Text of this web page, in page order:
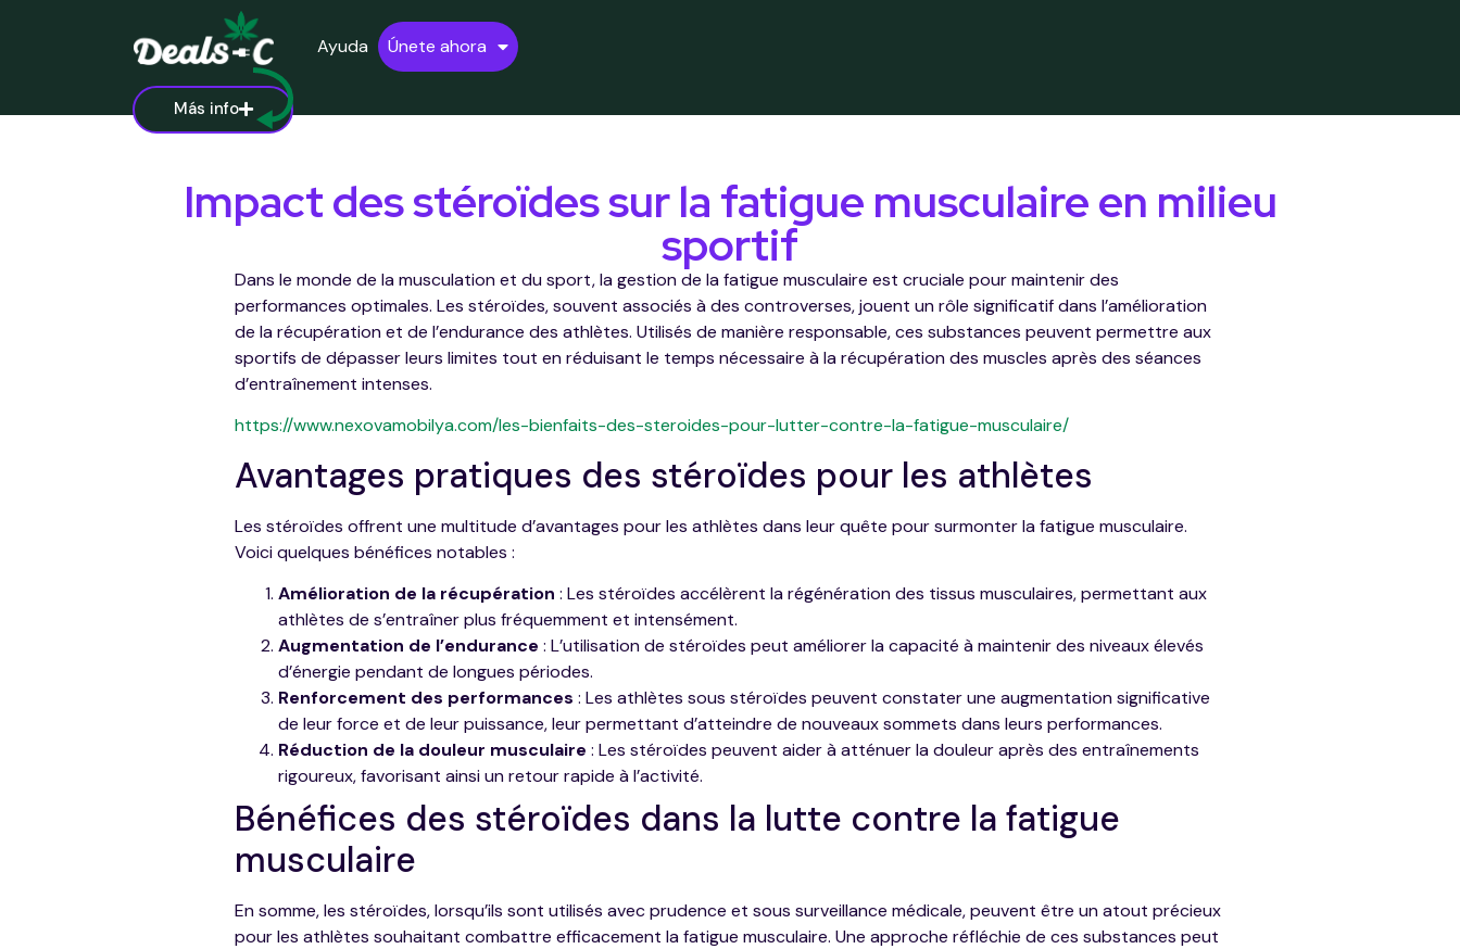
Más info
Ayuda Únete ahora
Impact des stéroïdes sur la fatigue musculaire en milieu
sportif
Dans le monde de la musculation et du sport, la gestion de la fatigue musculaire est cruciale pour maintenir des
performances optimales. Les stéroïdes, souvent associés à des controverses, jouent un rôle significatif dans l’amélioration
de la récupération et de l’endurance des athlètes. Utilisés de manière responsable, ces substances peuvent permettre aux
sportifs de dépasser leurs limites tout en réduisant le temps nécessaire à la récupération des muscles après des séances
d’entraînement intenses.
https://www.nexovamobilya.com/les-bienfaits-des-steroides-pour-lutter-contre-la-fatigue-musculaire/
Avantages pratiques des stéroïdes pour les athlètes
Les stéroïdes offrent une multitude d’avantages pour les athlètes dans leur quête pour surmonter la fatigue musculaire.
Voici quelques bénéfices notables :
Amélioration de la récupération : Les stéroïdes accélèrent la régénération des tissus musculaires, permettant aux
athlètes de s’entraîner plus fréquemment et intensément.
Augmentation de l’endurance : L’utilisation de stéroïdes peut améliorer la capacité à maintenir des niveaux élevés
d’énergie pendant de longues périodes.
Renforcement des performances : Les athlètes sous stéroïdes peuvent constater une augmentation significative
de leur force et de leur puissance, leur permettant d’atteindre de nouveaux sommets dans leurs performances.
Réduction de la douleur musculaire : Les stéroïdes peuvent aider à atténuer la douleur après des entraînements
rigoureux, favorisant ainsi un retour rapide à l’activité.
Bénéfices des stéroïdes dans la lutte contre la fatigue
musculaire
En somme, les stéroïdes, lorsqu’ils sont utilisés avec prudence et sous surveillance médicale, peuvent être un atout précieux
pour les athlètes souhaitant combattre efficacement la fatigue musculaire. Une approche réfléchie de ces substances peut